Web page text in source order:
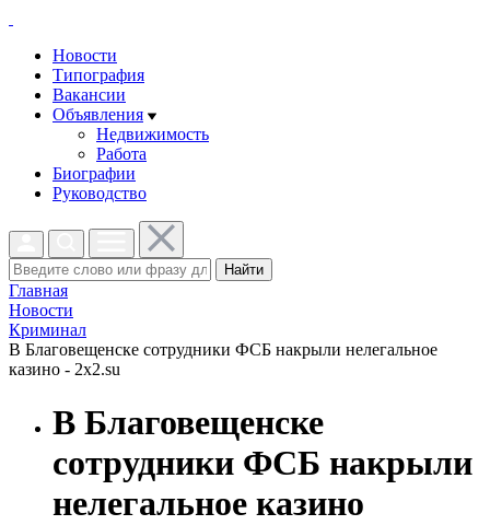
Новости
Типография
Вакансии
Объявления
Недвижимость
Работа
Биографии
Руководство
Найти
Главная
Новости
Криминал
В Благовещенске сотрудники ФСБ накрыли нелегальное
казино - 2x2.su
В Благовещенске
сотрудники ФСБ накрыли
нелегальное казино